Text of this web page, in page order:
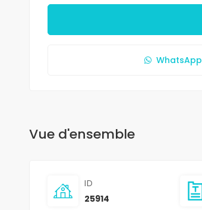
WhatsApp
Vue d'ensemble
ID
25914